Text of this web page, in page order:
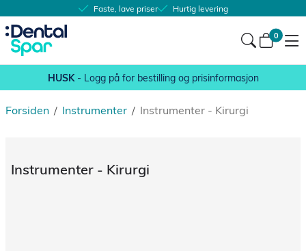
Faste, lave priser Hurtig levering
0
HUSK- Logg på for bestilling og prisinformasjon
/
Forsiden /
Instrumenter Instrumenter - Kirurgi
Instrumenter - Kirurgi